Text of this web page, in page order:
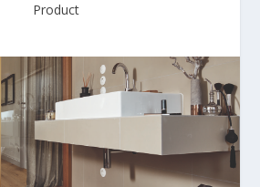
Product